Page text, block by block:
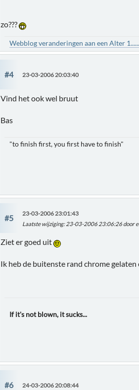
zo???
Webblog veranderingen aan een Alter
#4 23-03-2006 20:03:40
Vind het ook wel bruut
Bas
"to finish first, you first have to finish"
#5
23-03-2006 23:01:43
Laatste wijziging: 23-03-2006 23:06:26 door
Ziet er goed uit
Ik heb de buitenste rand chrome
If it's not blown, it sucks...
#6 24-03-2006 20:08:44